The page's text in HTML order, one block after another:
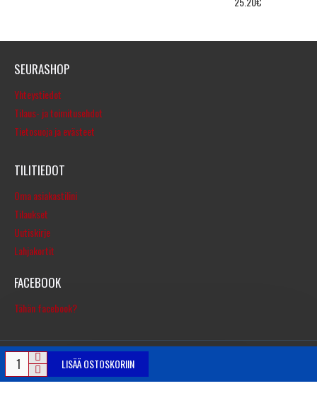
LISÄÄ OSTOSKORIIN
SEURASHOP
Yhteystiedot
Tilaus- ja toimitusehdot
Tietosuoja ja evästeet
TILITIEDOT
Oma asiakastilini
Tilaukset
Uutiskirje
Lahjakortit
FACEBOOK
Tähän facebook?
© Copyright 2016